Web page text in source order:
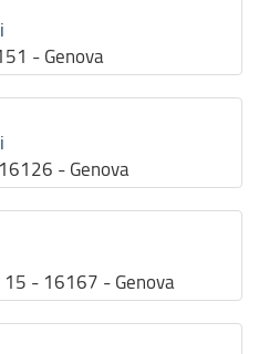
- Genova
- Genova
15 - 16167 - Genova